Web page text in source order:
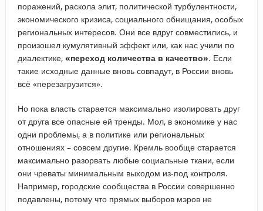
поражений, раскола элит, политической турбулентности,
экономического кризиса, социального обнищания, особых
региональных интересов. Они все вдруг совместились, и
произошел кумулятивный эффект или, как нас учили по
диалектике, «переход количества в качество». Если
такие исходные данные вновь совпадут, в России вновь
всё «перезагрузится».
Но пока власть старается максимально изолировать друг
от друга все опасные ей тренды. Мол, в экономике у нас
одни проблемы, а в политике или региональных
отношениях – совсем другие. Кремль вообще старается
максимально разорвать любые социальные ткани, если
они чреваты минимальным выходом из-под контроля.
Например, городские сообщества в России совершенно
подавлены, потому что прямых выборов мэров не